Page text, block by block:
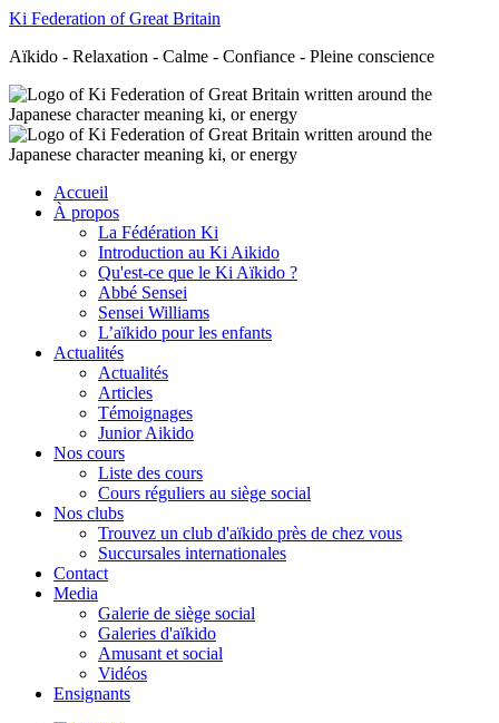
Ki Federation of Great Britain
Aïkido - Relaxation - Calme - Confiance - Pleine conscience
Accueil
À propos
La Fédération Ki
Introduction au Ki Aikido
Qu'est-ce que le Ki Aïkido ?
Abbé Sensei
Sensei Williams
L’aïkido pour les enfants
Actualités
Actualités
Articles
Témoignages
Junior Aikido
Nos cours
Liste des cours
Cours réguliers au siège social
Nos clubs
Trouvez un club d'aïkido près de chez vous
Succursales internationales
Contact
Media
Galerie de siège social
Galeries d'aïkido
Amusant et social
Vidéos
Ensignants